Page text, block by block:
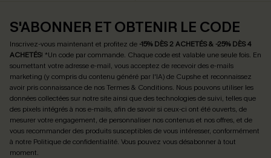
S'ABONNER ET OBTENIR LE CODE
Inscrivez-vous maintenant et profitez de -15% DÈS 2 ACHETÉS & -25% DÈS 4
ACHETÉS! *Un code par commande. Chaque code est valable une seule fois. En
soumettant votre adresse e-mail, vous acceptez de recevoir des e-mails
marketing (y compris du contenu généré par l'IA) de Cupshe et reconnaissez
avoir pris connaissance de nosTermes & Conditions. Nous pouvons utiliser les
données collectées sur notre site ainsi que des technologies de suivi, telles que
des pixels intégrés à nos e-mails, afin de savoir si ceux-ci ont été ouverts, de
mesurer votre engagement, de personnaliser nos contenus et nos offres, et de
vous recommander des produits susceptibles de vous intéresser, conformément
à notre Politique de confidentialité. Vous pouvez vous désabonner à tout
moment.